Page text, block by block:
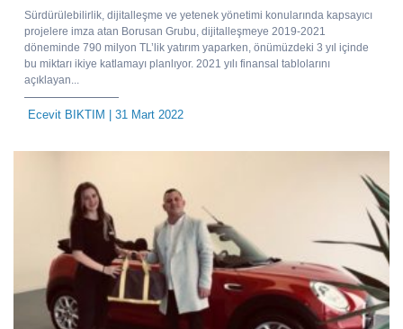
Sürdürülebilirlik, dijitalleşme ve yetenek yönetimi konularında kapsayıcı
projelere imza atan Borusan Grubu, dijitalleşmeye 2019-2021
döneminde 790 milyon TL’lik yatırım yaparken, önümüzdeki 3 yıl içinde
bu miktarı ikiye katlamayı planlıyor. 2021 yılı finansal tablolarını
açıklayan...
Ecevit BIKTIM | 31 Mart 2022